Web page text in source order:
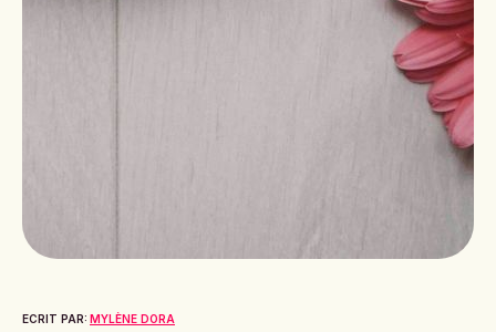
ECRIT PAR: MYLÈNE DORA